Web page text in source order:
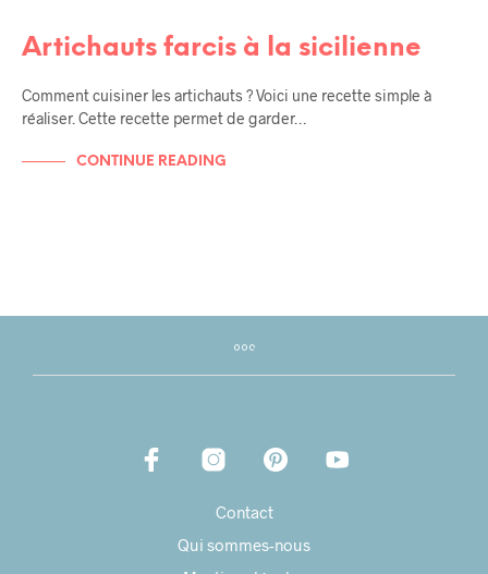
Artichauts farcis à la sicilienne
Comment cuisiner les artichauts ? Voici une recette simple à
réaliser. Cette recette permet de garder…
CONTINUE READING
Contact
Qui sommes-nous